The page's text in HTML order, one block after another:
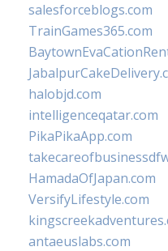
salesforceblogs.com
TrainGames365.com
halobjd.com
intelligenceqatar.com
PikaPikaApp.com
HamadaOfJapan.com
VersifyLifestyle.com
antaeuslabs.com